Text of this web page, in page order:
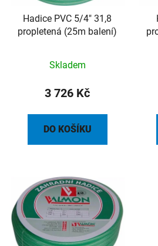
Hadice PVC 5/4" 31,8
propletená (25m balení)
Skladem
3 726 Kč
DO KOŠÍKU